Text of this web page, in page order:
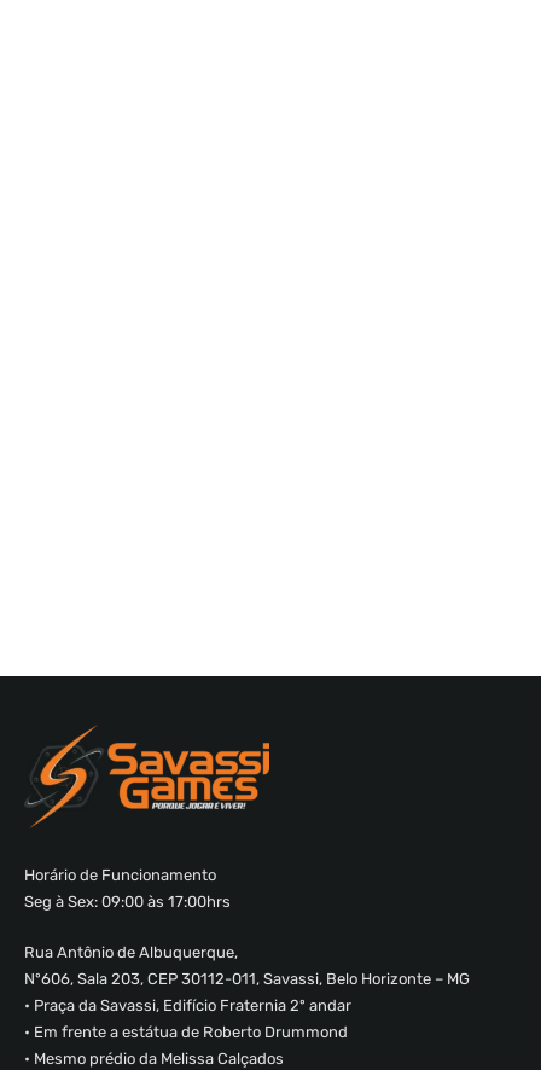
Horário de Funcionamento
Seg à Sex: 09:00 às 17:00hrs
Rua Antônio de Albuquerque,
Nº606, Sala 203, CEP 30112-011, Savassi, Belo Horizonte – MG
• Praça da Savassi, Edifício Fraternia 2º andar
• Em frente a estátua de Roberto Drummond
• Mesmo prédio da Melissa Calçados